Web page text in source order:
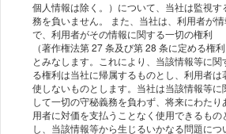
個⼈情報は除く。）について、当社は監視す
務を負いません。 また、当社は、利⽤者が
で、利⽤者がその情報に関する⼀切の権利
（著作権法第 27 条及び第 28 条に定める権
とみなします。これにより、当該情報等に関
る権利は当社に帰属するものとし、利⽤者
使しないものとします。当社は当該情報等に
して⼀切の守秘義務を負わず、将来にわた
⽤者に対価を⽀払うことなく使⽤できるもの
し、当該情報等から⽣じるいかなる問題に